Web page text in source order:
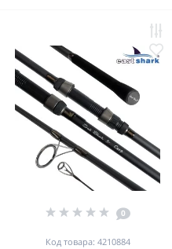
0
Код товара: 4210884